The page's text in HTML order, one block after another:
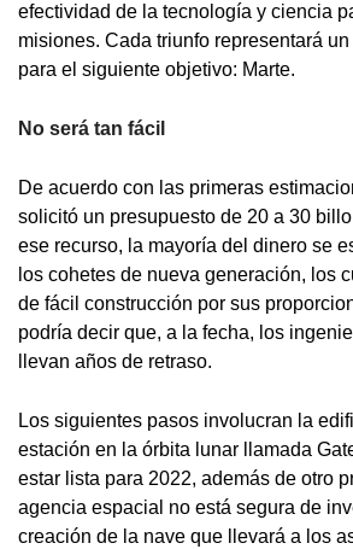
efectividad de la tecnología y ciencia
misiones. Cada triunfo representará
para el siguiente objetivo: Marte.
No será tan fácil
De acuerdo con las primeras
solicitó un presupuesto de 20 a 30
ese recurso, la mayoría del dinero se
los cohetes de nueva generación, los
de fácil construcción por sus
podría decir que, a la fecha, los
llevan años de retraso.
Los siguientes pasos involucran la
estación en la órbita lunar llamada
estar lista para 2022, además de otro
agencia espacial no está segura de
creación de la nave que llevará a los